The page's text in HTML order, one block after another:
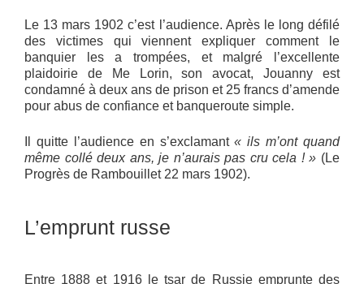
Le 13 mars 1902 c’est l’audience. Après le long défilé
des victimes qui viennent expliquer comment le
banquier les a trompées, et malgré l’excellente
plaidoirie de Me Lorin, son avocat, Jouanny est
condamné à deux ans de prison et 25 francs d’amende
pour abus de confiance et banqueroute simple.
Il quitte l’audience en s’exclamant« ils m’ont quand
même collé deux ans, je n’aurais pas cru cela ! » (Le
Progrès de Rambouillet 22 mars 1902).
L’emprunt russe
Entre 1888 et 1916 le tsar de Russie emprunte des